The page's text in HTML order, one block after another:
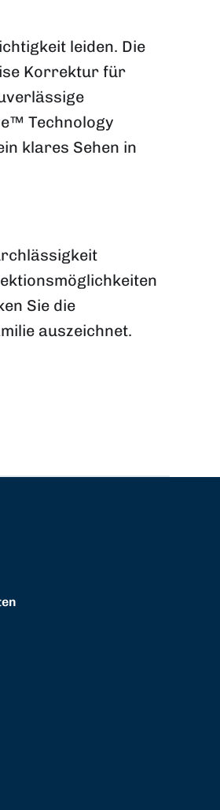
leiden. Die
Korrektur für
Technology
klares Sehen in
Sie die
auszeichnet.